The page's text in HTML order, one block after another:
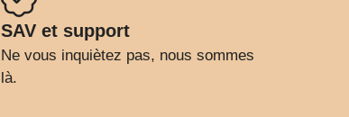
SAV et support
Ne vous inquiètez pas, nous sommes
là.